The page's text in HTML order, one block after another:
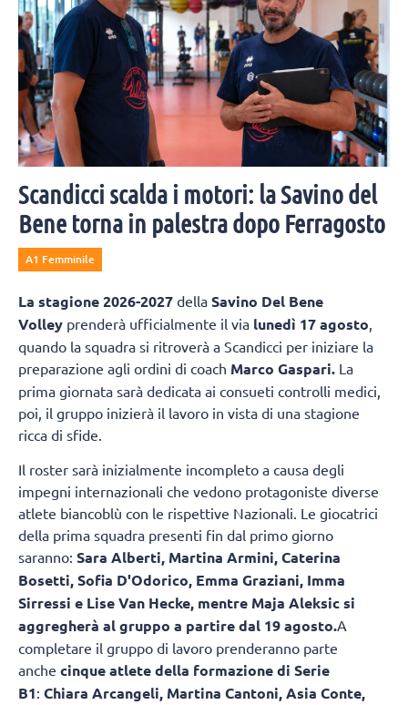
Scandicci scalda i motori: la Savino del
Bene torna in palestra dopo Ferragosto
A1 Femminile
La stagione 2026-2027 della Savino Del Bene
Volley prenderà ufficialmente il via lunedì 17 agosto
quando la squadra si ritroverà a Scandicci per iniziare la
preparazione agli ordini di coach Marco Gaspari. La
prima giornata sarà dedicata ai consueti controlli medici,
poi, il gruppo inizierà il lavoro in vista di una stagione
ricca di sfide.
Il roster sarà inizialmente incompleto a causa degli
impegni internazionali che vedono protagoniste diverse
atlete biancoblù con le rispettive Nazionali. Le giocatrici
della prima squadra presenti fin dal primo giorno
saranno: Sara Alberti, Martina Armini, Caterina
Bosetti, Sofia D'Odorico, Emma Graziani, Imma
Sirressi e Lise Van Hecke, mentre Maja Aleksic si
aggregherà al gruppo a partire dal 19 agosto.A
completare il gruppo di lavoro prenderanno parte
anche cinque atlete della formazione di Serie
B1: Chiara Arcangeli, Martina Cantoni, Asia Conte,